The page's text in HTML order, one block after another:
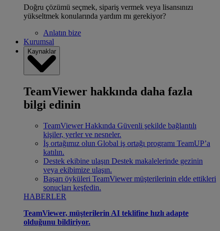
Doğru çözümü seçmek, sipariş vermek veya lisansınızı
yükseltmek konularında yardım mı gerekiyor?
Anlatın bize
Kurumsal
Kaynaklar
TeamViewer hakkında daha fazla
bilgi edinin
TeamViewer Hakkında Güvenli şekilde bağlantılı
kişiler, yerler ve nesneler.
İş ortağımız olun Global iş ortağı programı TeamUP’a
katılın.
Destek ekibine ulaşın Destek makalelerinde gezinin
veya ekibimize ulaşın.
Başarı öyküleri TeamViewer müşterilerinin elde ettikleri
sonuçları keşfedin.
HABERLER
TeamViewer, müşterilerin AI teklifine hızlı adapte
olduğunu bildiriyor.